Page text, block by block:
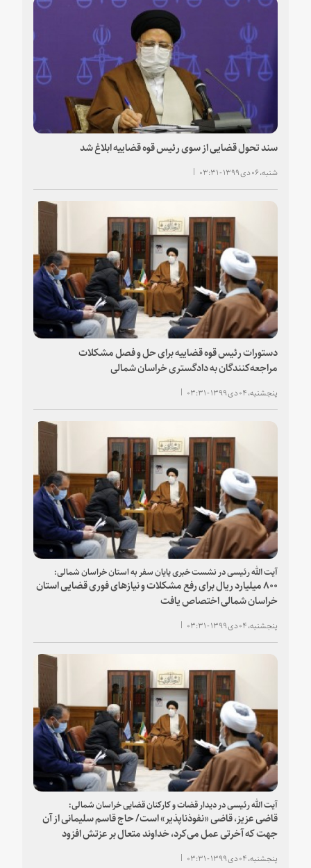
سند تحول قضایی از سوی رئیس قوه قضاییه ابلاغ شد
شنبه، ۰۶ دی ۱۳۹۹ - ۰۳:۳۱
دستورات رئیس قوه قضاییه برای حل و فصل مشکلات
مراجعه‌کنندگان به دادگستری خراسان شمالی
پنجشنبه، ۰۴ دی ۱۳۹۹ - ۰۳:۳۱
آیت الله رئیسی‌ در نشست خبری پایان سفر به استان خراسان شمالی:
۸۰۰ میلیارد ریال برای رفع مشکلات و نیازهای فوری قضایی استان
خراسان شمالی اختصاص یافت
پنجشنبه، ۰۴ دی ۱۳۹۹ - ۰۳:۳۱
آیت الله رئیسی در دیدار قضات و کارکنان قضایی خراسان شمالی:
قاضی عزیز، قاضی «نفوذناپذیر» است/ حاج قاسم سلیمانی از آن
جهت که آخرتی عمل می‌کرد، خداوند متعال بر عزتش افزود
پنجشنبه، ۰۴ دی ۱۳۹۹ - ۰۳:۳۱